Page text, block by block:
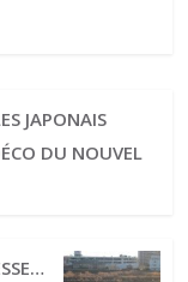
JAPONAIS
DU NOUVEL